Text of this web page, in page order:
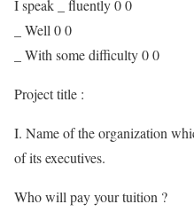
I speak _ fluently 0 0
_ Well 0 0
_ With some difficulty 0 0
Project title :
I. Name of the organization
of its executives.
Who will pay your tuition ?